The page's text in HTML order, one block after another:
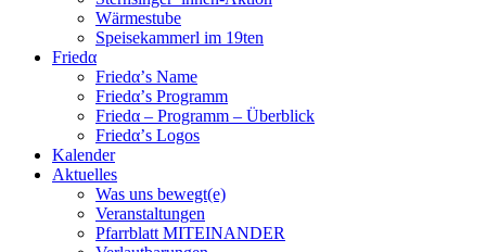
Wärmestube
Speisekammerl im 19ten
Friedα
Friedα’s Name
Friedα’s Programm
Friedα – Programm – Überblick
Friedα’s Logos
Kalender
Aktuelles
Was uns bewegt(e)
Veranstaltungen
Pfarrblatt MITEINANDER